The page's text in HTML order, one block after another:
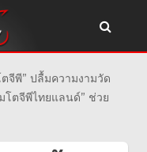
จีพี” ปลื้มความงามวัด
โตจีพีไทยแลนด์” ช่วย